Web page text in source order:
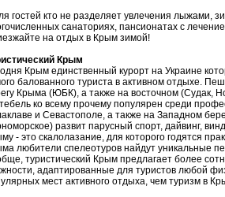
гостей кто не разделяет увлечения лыжами,
санаториях, пансионатах с
на отдых в Крым зимой!
Крым
Крым единственный курорт на Украине
балованного туриста в активном отдыхе.
Крыма (ЮБК), а также на восточном (Судак,
ко всему прочему популярен среди
и Севастополе, а также на Западном
развит парусный спорт, дайвинг,
- это скалолазание, для которого годятся
любители спелеотуров найдут уникальные
туристический Крым предлагает более
адаптированные для туристов любой
мест активного отдыха, чем туризм в